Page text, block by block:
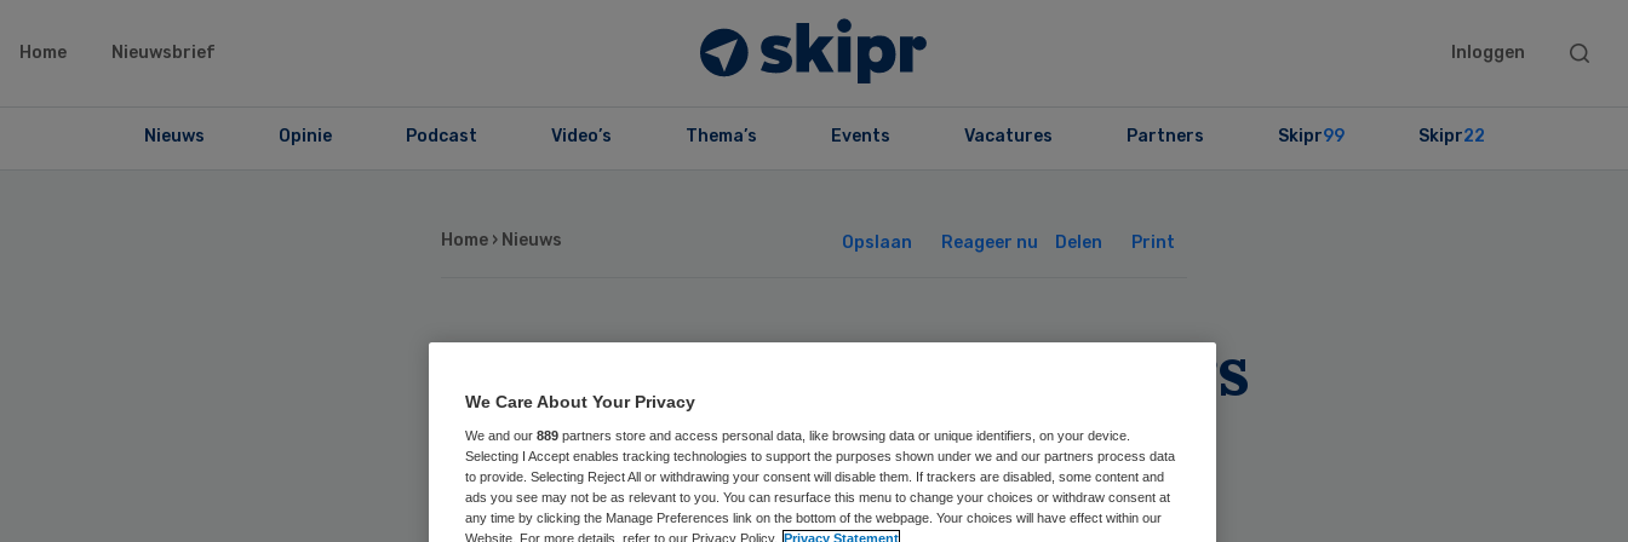
Home Nieuwsbrief Inloggen
Search
Nieuws Opinie Podcast Video’s Thema’s Events Vacatures Partners Skipr99 Skipr22
Home › Nieuws Opslaan Reageer nu Delen Print
Ambulancemedewerkers
mogen zelf rooster
maken
We Care About Your Privacy
We and our 889 partners store and access personal data, like browsing data or unique identifiers, on your device.
Selecting I Accept enables tracking technologies to support the purposes shown under we and our partners process data
to provide. Selecting Reject All or withdrawing your consent will disable them. If trackers are disabled, some content and
ads you see may not be as relevant to you. You can resurface this menu to change your choices or withdraw consent at
any time by clicking the Manage Preferences link on the bottom of the webpage. Your choices will have effect within our
Website. For more details, refer to our Privacy Policy. Privacy Statement